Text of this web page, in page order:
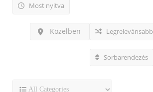
Most nyitva
Közelben Legrelevánsabb
Sorbarendezés